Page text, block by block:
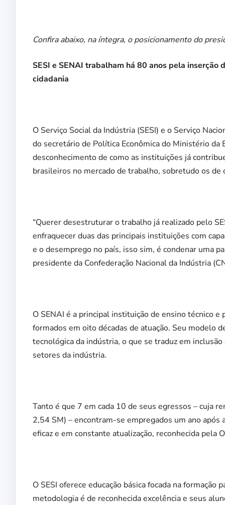
Confira abaixo, na íntegra, o posicionamento do
SESI e SENAI trabalham há 80 anos pela
cidadania
O Serviço Social da Indústria (SESI) e o Serviço
do secretário de Política Econômica do Ministério
desconhecimento de como as instituições já
brasileiros no mercado de trabalho, sobretudo os de
“Querer desestruturar o trabalho já realizado pelo
enfraquecer duas das principais instituições com
e o desemprego no país, isso sim, é condenar uma
presidente da Confederação Nacional da Indústria
O SENAI é a principal instituição de ensino técnico
formados em oito décadas de atuação. Seu modelo
tecnológica da indústria, o que se traduz em
setores da indústria.
Tanto é que 7 em cada 10 de seus egressos – cuja
2,54 SM) – encontram-se empregados um ano
eficaz e em constante atualização, reconhecida pela
O SESI oferece educação básica focada na
metodologia é de reconhecida excelência e seus